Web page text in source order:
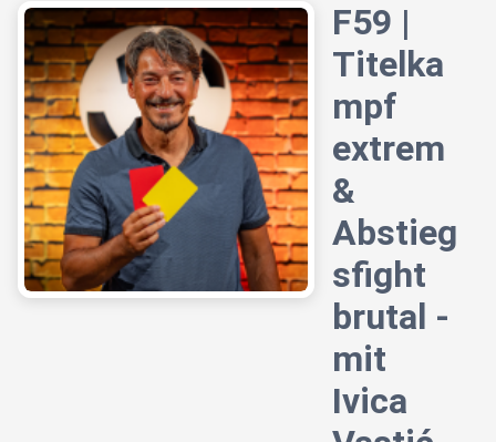
F59 |
Titelka
mpf
extrem
&
Abstieg
sfight
brutal -
mit
Ivica